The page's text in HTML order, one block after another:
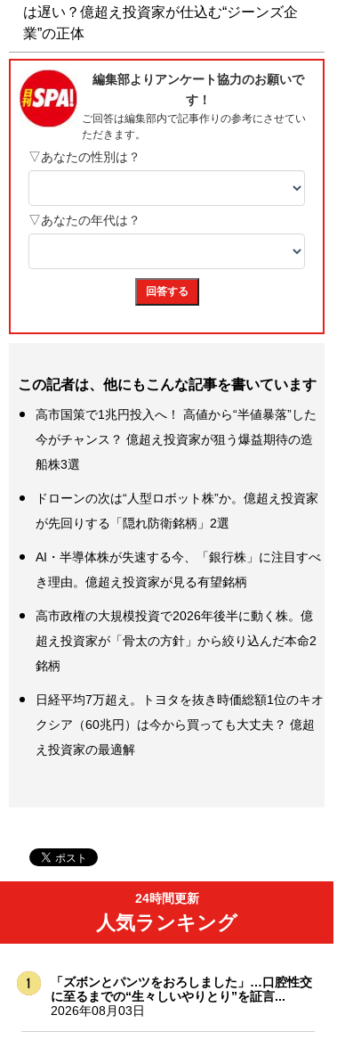
は遅い？億超え投資家が仕込む“ジーンズ企
業”の正体
この記者は、他にもこんな記事を書いています
高市国策で1兆円投入へ！ 高値から“半値暴落”した
今がチャンス？ 億超え投資家が狙う爆益期待の造
船株3選
ドローンの次は“人型ロボット株”か。億超え投資家
が先回りする「隠れ防衛銘柄」2選
AI・半導体株が失速する今、「銀行株」に注目すべ
き理由。億超え投資家が見る有望銘柄
高市政権の大規模投資で2026年後半に動く株。億
超え投資家が「骨太の方針」から絞り込んだ本命2
銘柄
日経平均7万超え。トヨタを抜き時価総額1位のキオ
クシア（60兆円）は今から買っても大丈夫？ 億超
え投資家の最適解
24時間更新
人気ランキング
「ズボンとパンツをおろしました」…口腔性交
に至るまでの“生々しいやりとり”を証言...
2026年08月03日